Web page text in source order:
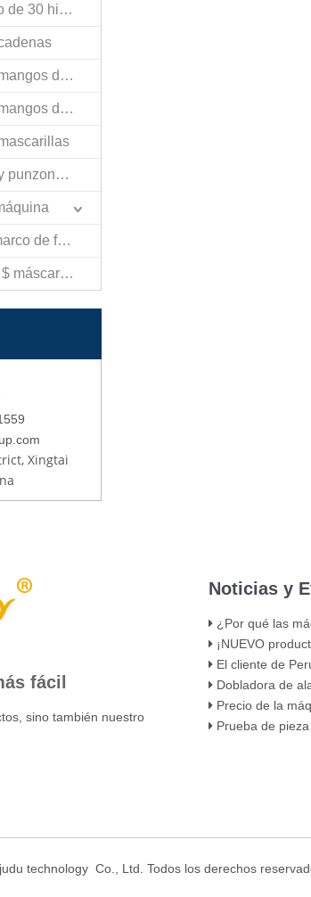
Máquina de laminado de 30 hilos
Máquina para hacer mangos de cangilones
máquina para hacer mangos de rodillo de pintura
Máquina perfiladora y punzonadora de tiras planas
Soldador a tope de marco de flexión
termómetro infrarrojo $ máscara de la máquina
Xingtai
fácil
sino también nuestro
Noticias y
¿Por qué las máquinas dobladoras de
¡NUEVO producto! Maquinaria Greatcity Máquina
El cliente de Perú modificó la máquina dobladora
Dobladora de alambre
Precio de la máquina que reduce el diámetro de la barra
Prueba de pieza de trabajo
technology Co., Ltd. Todos los derechos